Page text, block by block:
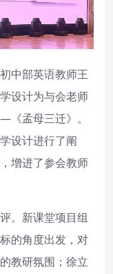
中部英语教师王
设计为与会老师
孟母三迁》。
设计进行了阐
增进了参会教师
。新课堂项目组
的角度出发，对
教研氛围；徐立